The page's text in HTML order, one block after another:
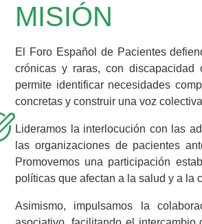
MISIÓN
El Foro Español de Pacientes
crónicas y raras, con
permite identificar necesidades
concretas y construir una voz
Lideramos la interlocución con las
las organizaciones de pacientes
Promovemos una participación
políticas que afectan a la salud y a la
Asimismo, impulsamos la